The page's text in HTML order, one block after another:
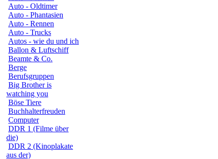
Auto - Oldtimer
Auto - Phantasien
Auto - Rennen
Auto - Trucks
Autos - wie du und ich
Ballon & Luftschiff
Beamte & Co.
Berge
Berufsgruppen
Big Brother is
watching you
Böse Tiere
Buchhalterfreuden
Computer
DDR 1 (Filme über
die)
DDR 2 (Kinoplakate
aus der)